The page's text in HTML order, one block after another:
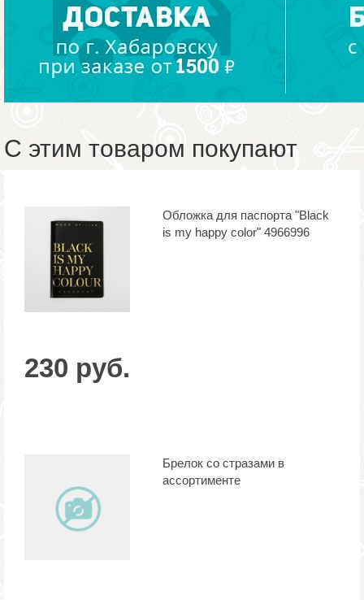
С этим товаром покупают
Обложка для паспорта "Black
is my happy color" 4966996
230 руб.
Брелок со стразами в
ассортименте